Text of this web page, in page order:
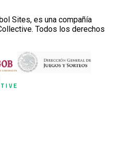
Sites, es una compañía
Todos los derechos